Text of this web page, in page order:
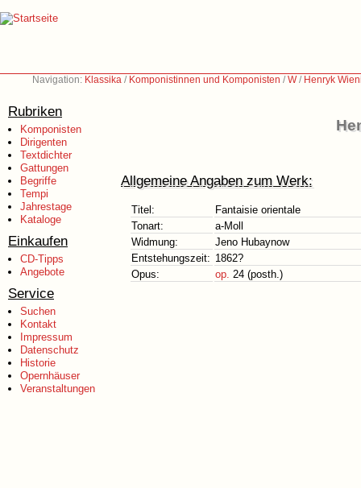
Navigation: Klassika / Komponistinnen und Komponisten /W/ Henryk
Rubriken
Komponisten
Dirigenten
Textdichter
Gattungen
Begriffe
Tempi
Jahrestage
Kataloge
Einkaufen
CD-Tipps
Angebote
Service
Suchen
Kontakt
Impressum
Datenschutz
Historie
Opernhäuser
Veranstaltungen
Allgemeine Angaben zum Werk:
Titel:
Fantaisie orientale
Tonart:
a-Moll
Widmung:
Jeno Hubaynow
Entstehungszeit: 1862?
Opus:
op. 24 (posth.)